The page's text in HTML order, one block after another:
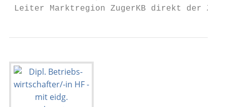
Leiter Marktregion ZugerKB direkt der